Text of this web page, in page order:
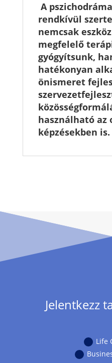
A
rendkívül
nemcsak
megfelelő
gyógyítsunk,
hatékonyan
önismeret
használható az
képzésekben is.
Jelentkezz
Life